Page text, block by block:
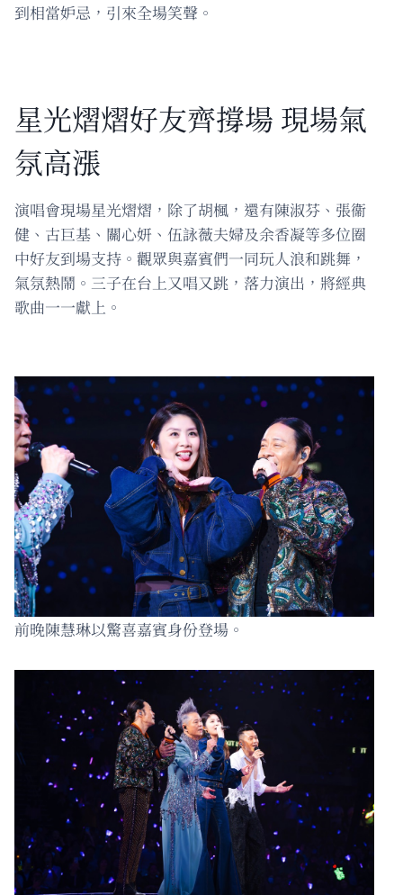
到相當妒忌，引來全場笑聲。
星光熠熠好友齊撐場 現場氣
氛高漲
演唱會現場星光熠熠，除了胡楓，還有陳淑芬、張衞
健、古巨基、關心妍、伍詠薇夫婦及余香凝等多位圈
中好友到場支持。觀眾與嘉賓們一同玩人浪和跳舞，
氣氛熱鬧。三子在台上又唱又跳，落力演出，將經典
歌曲一一獻上。
前晚陳慧琳以驚喜嘉賓身份登場。